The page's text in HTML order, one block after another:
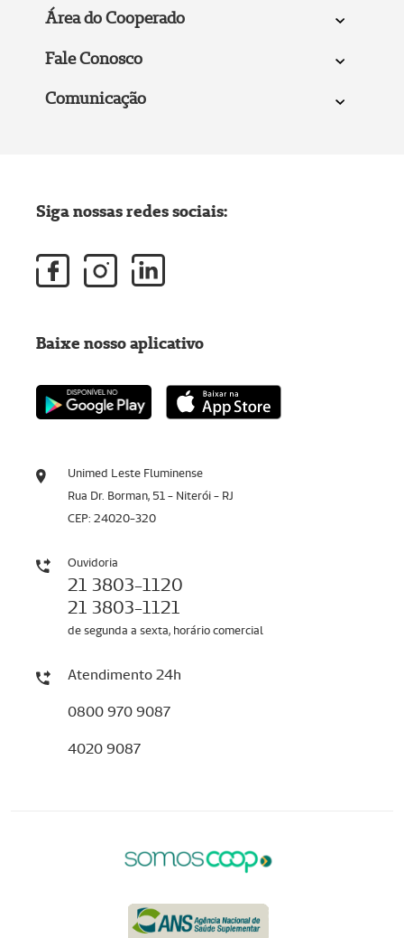
Área do Cooperado
Fale Conosco
Comunicação
Unimed Leste Fluminense
Rua Dr. Borman, 51 - Niterói - RJ
CEP: 24020-320
Ouvidoria
21 3803-1120
21 3803-1121
de segunda a sexta, horário comercial
Atendimento 24h
0800 970 9087
4020 9087
Siga nossas redes sociais:
Baixe nosso aplicativo